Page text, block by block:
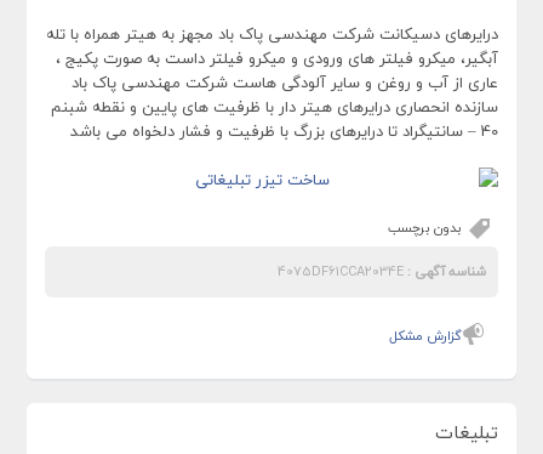
درایرهای دسیکانت شرکت مهندسی پاک باد مجهز به هیتر همراه با تله
آبگیر، میکرو فیلتر های ورودی و میکرو فیلتر داست به صورت پکیج ،‌
عاری از آب و روغن و سایر آلودگی هاست شرکت مهندسی پاک باد
سازنده انحصاری درایرهای هیتر دار با ظرفیت های پایین و نقطه شبنم
40 – سانتیگراد تا درایرهای بزرگ با ظرفیت و فشار دلخواه می باشد
بدون برچسب
شناسه آگهی : 4075DF61CCA2034E
گزارش مشکل
تبلیغات